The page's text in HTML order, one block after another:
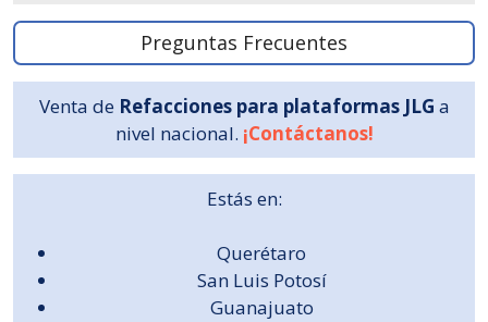
Preguntas Frecuentes
Venta de Refacciones para plataformas JLG a
nivel nacional. ¡Contáctanos!
Estás en:
Querétaro
San Luis Potosí
Guanajuato